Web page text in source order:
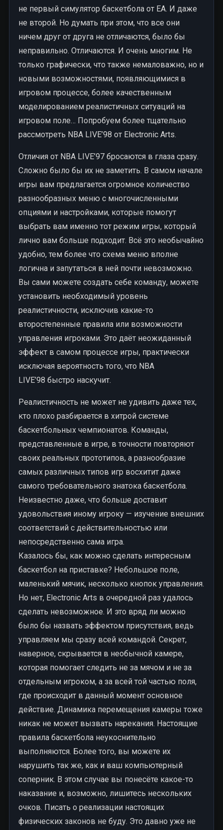
не первый симулятор баскетбола от EA. И даже
не второй. Но думать при этом, что все они
ничем друг от друга не отличаются, было бы
неправильно. Отличаются. И очень многим. Не
только графически, что также немаловажно, но и
новыми возможностями, появляющимися в
игровом процессе, более качественным
моделированием реалистичных ситуаций на
игровом поле… Попробуем более тщательно
рассмотреть NBA LIVE’98 от Electronic Arts.
Отличия от NBA LIVE’97 бросаются в глаза сразу.
Сложно было бы их не заметить. В самом начале
игры вам предлагается огромное количество
разнообразных меню с многочисленными
опциями и настройками, которые помогут
выбрать вам именно тот режим игры, который
лично вам больше подходит. Всё это необычайно
удобно, тем более что схема меню вполне
логична и запутаться в ней почти невозможно.
Вы сами можете создать себе команду, можете
установить необходимый уровень
реалистичности, исключив какие-то
второстепенные правила или возможности
управления игроками. Это даёт неожиданный
эффект в самом процессе игры, практически
исключая вероятность того, что NBA
LIVE’98 быстро наскучит.
Реалистичность не может не удивить даже тех,
кто плохо разбирается в хитрой системе
баскетбольных чемпионатов. Команды,
представленные в игре, в точности повторяют
своих реальных прототипов, а разнообразие
самых различных типов игр восхитит даже
самого требовательного знатока баскетбола.
Неизвестно даже, что больше доставит
удовольствия иному игроку — изучение внешних
соответствий с действительностью или
непосредственно сама игра.
Казалось бы, как можно сделать интересным
баскетбол на приставке? Небольшое поле,
маленький мячик, несколько кнопок управления.
Но нет, Electronic Arts в очередной раз удалось
сделать невозможное. И это вряд ли можно
было бы назвать эффектом присутствия, ведь
управляем мы сразу всей командой. Секрет,
наверное, скрывается в необычной камере,
которая помогает следить не за мячом и не за
отдельным игроком, а за всей той частью поля,
где происходит в данный момент основное
действие. Динамика перемещения камеры тоже
никак не может вызвать нарекания. Настоящие
правила баскетбола неукоснительно
выполняются. Более того, вы можете их
нарушить так же, как и ваш компьютерный
соперник. В этом случае вы понесёте какое-то
наказание и, возможно, лишитесь нескольких
очков. Писать о реализации настоящих
физических законов не буду. Это давно уже не